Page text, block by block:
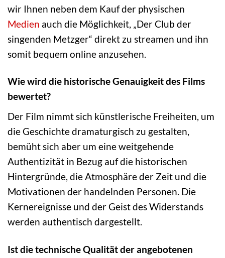
wir Ihnen neben dem Kauf der physischen
Medien auch die Möglichkeit, „Der Club der
singenden Metzger“ direkt zu streamen und ihn
somit bequem online anzusehen.
Wie wird die historische Genauigkeit des Films
bewertet?
Der Film nimmt sich künstlerische Freiheiten, um
die Geschichte dramaturgisch zu gestalten,
bemüht sich aber um eine weitgehende
Authentizität in Bezug auf die historischen
Hintergründe, die Atmosphäre der Zeit und die
Motivationen der handelnden Personen. Die
Kernereignisse und der Geist des Widerstands
werden authentisch dargestellt.
Ist die technische Qualität der angebotenen